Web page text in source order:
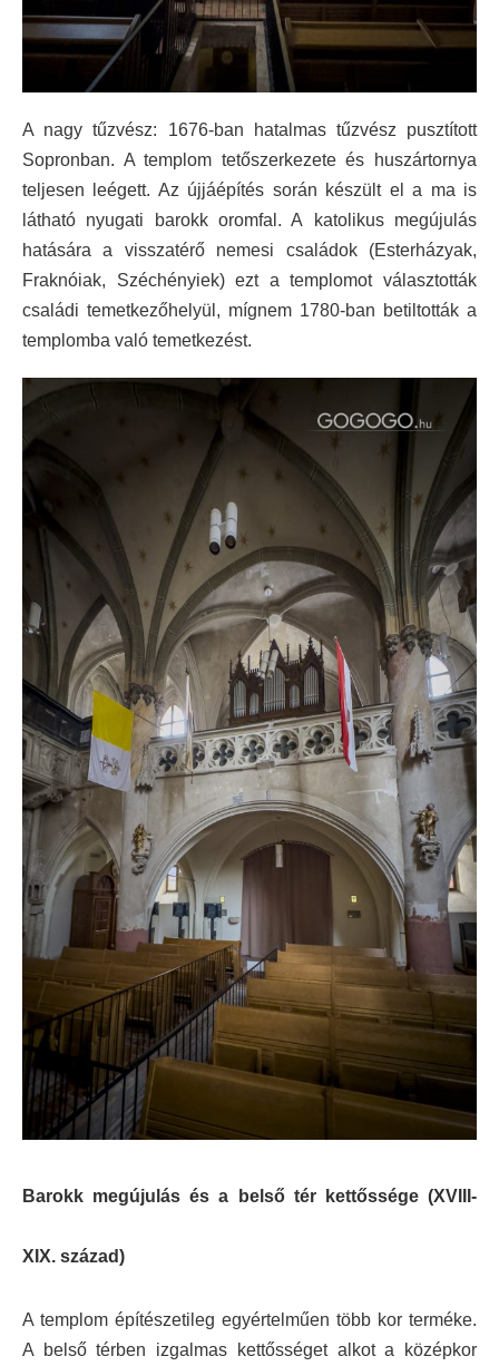
A nagy tűzvész: 1676-ban hatalmas tűzvész pusztított
Sopronban. A templom tetőszerkezete és huszártornya
teljesen leégett. Az újjáépítés során készült el a ma is
látható nyugati barokk oromfal. A
katolikus megújulás
hatására a visszatérő nemesi családok (Esterházyak,
Fraknóiak, Széchényiek) ezt a templomot választották
családi temetkezőhelyül, mígnem 1780-ban betiltották a
templomba való temetkezést.
Barokk megújulás és a belső tér kettőssége (XVIII-
XIX. század)
A templom építészetileg egyértelműen több kor terméke.
A belső térben izgalmas kettősséget alkot a középkor